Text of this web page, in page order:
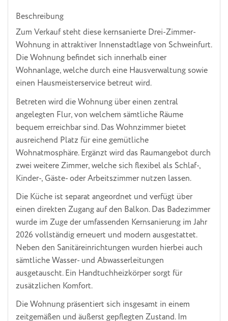
Beschreibung
Zum Verkauf steht diese kernsanierte Drei-Zimmer-
Wohnung in attraktiver Innenstadtlage von Schweinfurt.
Die Wohnung befindet sich innerhalb einer
Wohnanlage, welche durch eine Hausverwaltung sowie
einen Hausmeisterservice betreut wird.
Betreten wird die Wohnung über einen zentral
angelegten Flur, von welchem sämtliche Räume
bequem erreichbar sind. Das Wohnzimmer bietet
ausreichend Platz für eine gemütliche
Wohnatmosphäre. Ergänzt wird das Raumangebot durch
zwei weitere Zimmer, welche sich flexibel als Schlaf-,
Kinder-, Gäste- oder Arbeitszimmer nutzen lassen.
Die Küche ist separat angeordnet und verfügt über
einen direkten Zugang auf den Balkon. Das Badezimmer
wurde im Zuge der umfassenden Kernsanierung im Jahr
2026 vollständig erneuert und modern ausgestattet.
Neben den Sanitäreinrichtungen wurden hierbei auch
sämtliche Wasser- und Abwasserleitungen
ausgetauscht. Ein Handtuchheizkörper sorgt für
zusätzlichen Komfort.
Die Wohnung präsentiert sich insgesamt in einem
zeitgemäßen und äußerst gepflegten Zustand. Im